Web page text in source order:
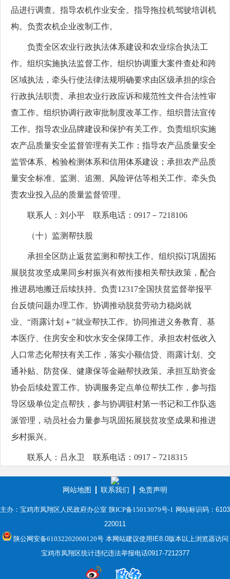
品进行调查。指导农机作业安全。指导拖拉机驾驶培训机
构。负责农机企业改制工作。
负责全区农业行政执法体系建设和农业综合执法工
作。组织实施执法监督工作。组织协调重大案件查处和跨
区域执法，牵头行使法律法规明确要求由区级承担的综合
行政执法职责。承担农业行政应诉和规范性文件合法性审
查工作。组织协调行政审批制度改革工作。组织普法宣传
工作。指导农业品牌建设和保护有关工作。负责组织实施
农产品质量安全监督管理有关工作；指导农产品质量安全
监管体系、检验检测体系和信用体系建设；承担农产品质
量安全标准、监测、追溯、风险评估等相关工作。牵头负
责农业投入品的质量监督管理。
联系人：刘小平 联系电话：0917－7218106
（十）监测帮扶股
承担全区防止返贫监测和帮扶工作。组织拟订巩固拓
展脱贫攻坚成果同乡村振兴有效衔接相关帮扶政策，配合
推进易地搬迁后续扶持。负责12317全国扶贫监督举报平
台反馈问题办理工作。协调推动脱贫劳动力稳岗就
业、“雨露计划＋”就业帮扶工作。协同推进义务教育、基
本医疗、住房安全和饮水安全保障工作。承担农村低收入
人口常态化帮扶有关工作，落实小额信贷、雨露计划、交
通补贴、防贫保、健康保等金融帮扶政策。承担互助资金
协会后续处置工作。协调服务定点单位帮扶工作，参与指
导区级单位定点帮扶，参与协调驻村第一书记和工作队选
派管理，动员社会力量参与巩固拓展脱贫攻坚成果和推进
乡村振兴。
联系人：吕永卫 联系电话：0917－7218315
网站地图 联系我们 免责声明
主办：宝鸡市凤翔区人民政府办公室 陕ICP备15013079号-1 网站标识码：6103
220011
陕公网安备61032202000120号本网站建议使用IE8.0版本以上浏览器访问
宝鸡市凤翔区统计违纪违法举报电话0917-7212377